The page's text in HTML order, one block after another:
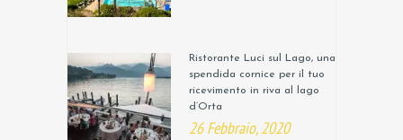
Ristorante Luci sul Lago, una
spendida cornice per il tuo
ricevimento in riva al lago
d’Orta
26 Febbraio, 2020